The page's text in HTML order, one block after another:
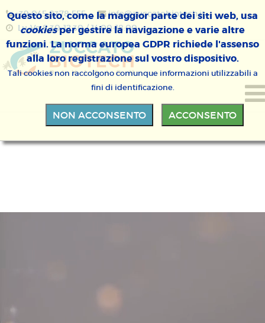
+39 045 8378 555
info@zuccatobiotech.it
Lu-Ve 8:30-12:30 / 14:00-18:00
Questo sito, come la maggior parte dei siti web, usa
cookiesper gestire la navigazione e varie altre
funzioni. La norma europea GDPR richiede l'assenso
alla loro registrazione sul vostro dispositivo.
Tali cookies non raccolgono comunque informazioni utilizzabili a
fini di identificazione.
NON ACCONSENTO ACCONSENTO